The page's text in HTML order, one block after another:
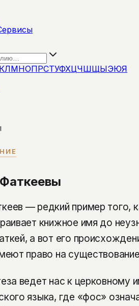
КЛМНОПРСТУФХЦЧШЩЫЭЮЯ
— редкий пример того,
книжное имя до
а вот его
право на
ведет нас к церковному
языка, где «фос»